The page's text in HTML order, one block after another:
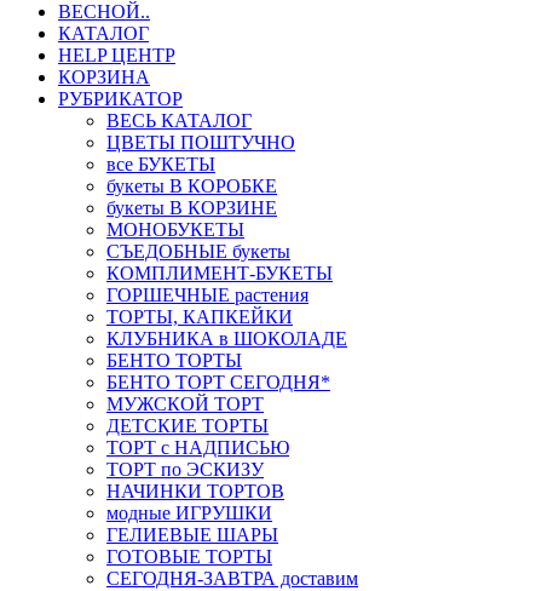
ВЕСНОЙ..
КАТАЛОГ
HELP ЦЕНТР
КОРЗИНА
РУБРИКАТОР
ВЕСЬ КАТАЛОГ
ЦВЕТЫ ПОШТУЧНО
все БУКЕТЫ
букеты В КОРОБКЕ
букеты В КОРЗИНЕ
МОНОБУКЕТЫ
СЪЕДОБНЫЕ букеты
КОМПЛИМЕНТ-БУКЕТЫ
ГОРШЕЧНЫЕ растения
ТОРТЫ, КАПКЕЙКИ
КЛУБНИКА в ШОКОЛАДЕ
БЕНТО ТОРТЫ
БЕНТО ТОРТ СЕГОДНЯ*
МУЖСКОЙ ТОРТ
ДЕТСКИЕ ТОРТЫ
ТОРТ с НАДПИСЬЮ
ТОРТ по ЭСКИЗУ
НАЧИНКИ ТОРТОВ
модные ИГРУШКИ
ГЕЛИЕВЫЕ ШАРЫ
ГОТОВЫЕ ТОРТЫ
СЕГОДНЯ-ЗАВТРА доставим